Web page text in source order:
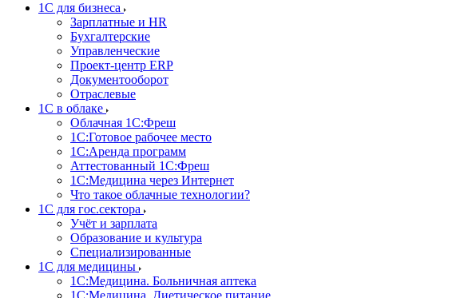
1С для бизнеса
Зарплатные и HR
Бухгалтерские
Управленческие
Проект-центр ERP
Документооборот
Отраслевые
1C в облаке
Облачная 1С:Фреш
1С:Готовое рабочее место
1C:Аренда программ
Аттестованный 1С:Фреш
1С:Медицина через Интернет
Что такое облачные технологии?
1С для гос.сектора
Учёт и зарплата
Образование и культура
Специализированные
1С для медицины
1С:Медицина. Больничная аптека
1С:Медицина. Диетическое питание